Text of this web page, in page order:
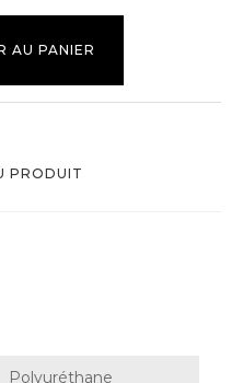
AU PANIER
PRODUIT
Polyuréthane